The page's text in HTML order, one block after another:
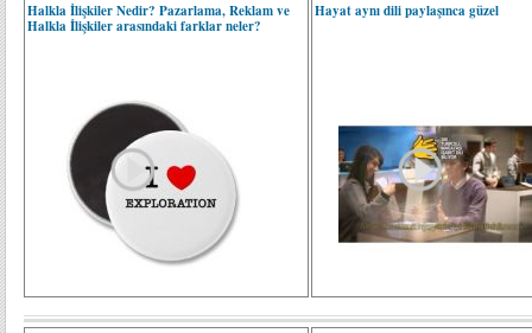
Halkla İlişkiler Nedir? Pazarlama, Reklam ve
Halkla İlişkiler arasındaki farklar neler?
Hayat aynı dili paylaşınca güzel